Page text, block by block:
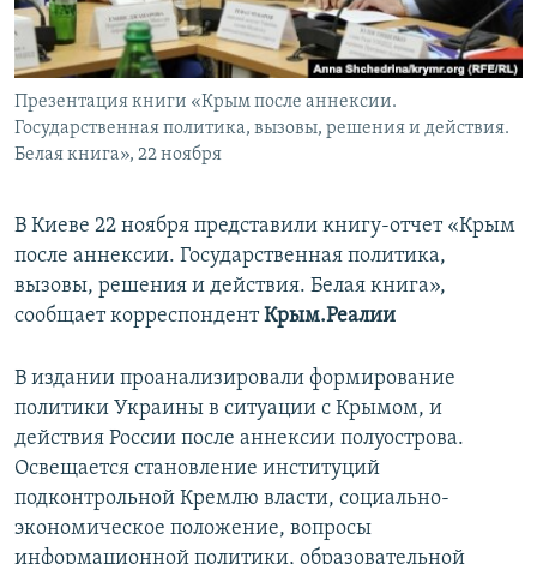
ПОБЕДИТЕЛЕЙ НЕ СУДЯТ?
КРЫМ.НЕПОКОРЕННЫЙ
ELIFBE
УКРАИНСКАЯ ПРОБЛЕМА КРЫМА
ПРИСОЕДИНЯЙТЕСЬ!
Презентация книги «Крым после аннексии.
Государственная политика, вызовы, решения и действия.
Белая книга», 22 ноября
В Киеве 22 ноября представили книгу-отчет «Крым
после аннексии. Государственная политика,
вызовы, решения и действия. Белая книга»,
сообщает корреспондентКрым.Реалии
В издании проанализировали формирование
политики Украины в ситуации с Крымом, и
действия России после аннексии полуострова.
Освещается становление институций
подконтрольной Кремлю власти, социально-
экономическое положение, вопросы
информационной политики, образовательной